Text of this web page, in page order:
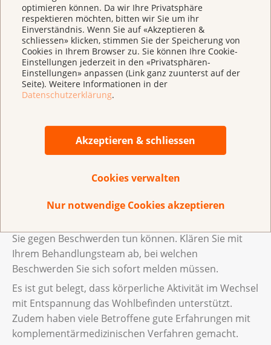
optimieren können. Da wir Ihre Privatsphäre
respektieren möchten, bitten wir Sie um ihr
Einverständnis. Wenn Sie auf «Akzeptieren &
schliessen» klicken, stimmen Sie der Speicherung von
Cookies in Ihrem Browser zu. Sie können Ihre Cookie-
Einstellungen jederzeit in den «Privatsphären-
Einstellungen» anpassen (Link ganz zuunterst auf der
Seite). Weitere Informationen in der
Datenschutzerklärung.
Akzeptieren & schliessen
Cookies verwalten
Nur notwendige Cookies akzeptieren
haben. Vielleicht sind Sie auch müde oder fühlen sich
antriebslos. Es kann sein, dass Schwellungen
(Ödeme), Blutgerinnsel in einem Gefäss
(Thrombosen) oder eine Abnahme der
Knochensubstanz (Osteoporose) auftreten. Einige
Sexualität.
Mehr erfahren zu «Sexualität und Intimität
Haben Sie Beschwerden?
Melden Sie sich frühzeitig bei Ihrem
Sie gegen Beschwerden tun können. Klären Sie mit
Ihrem Behandlungsteam ab, bei welchen
Beschwerden Sie sich sofort melden müssen.
Es ist gut belegt, dass körperliche Aktivität im Wechsel
mit Entspannung das Wohlbefinden unterstützt.
Zudem haben viele Betroffene gute Erfahrungen mit
komplementärmedizinischen Verfahren gemacht.